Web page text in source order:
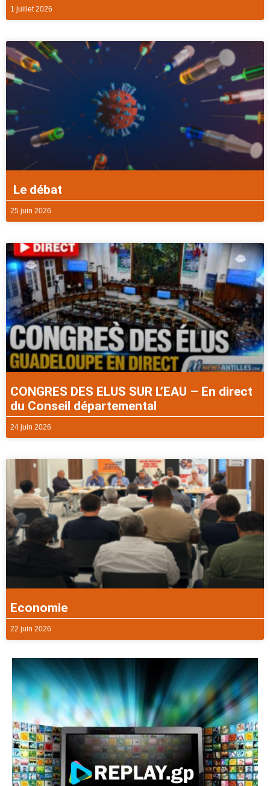
1 juillet 2026
Le débat
25 juin 2026
CONGRES DES ELUS SUR L’EAU – En direct
du Conseil départemental
24 juin 2026
Economie
22 juin 2026